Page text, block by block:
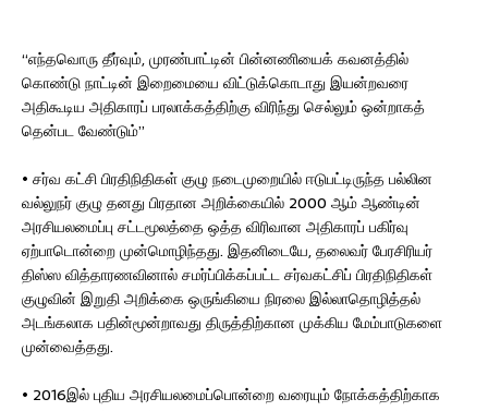
“எந்தவொரு தீர்வும், முரண்பாட்டின் பின்னணியைக் கவனத்தில்
கொண்டு நாட்டின் இறைமையை விட்டுக்கொடாது இயன்றவரை
அதிகூடிய அதிகாரப் பரலாக்கத்திற்கு விரிந்து செல்லும் ஒன்றாகத்
தென்பட வேண்டும்”
• சர்வ கட்சி பிரதிநிதிகள் குழு நடைமுறையில் ஈடுபட்டிருந்த பல்லின
வல்லுநர் குழு தனது பிரதான அறிக்கையில் 2000 ஆம் ஆண்டின்
அரசியலமைப்பு சட்டமூலத்தை ஒத்த விரிவான அதிகாரப் பகிர்வு
ஏற்பாடொன்றை முன்மொழிந்தது. இதனிடையே, தலைவர் பேரசிரியர்
திஸ்ஸ வித்தாரணவினால் சமர்ப்பிக்கப்பட்ட சர்வகட்சிப் பிரதிநிதிகள்
குழுவின் இறுதி அறிக்கை ஒருங்கியை நிரலை இல்லாதொழித்தல்
அடங்கலாக பதின்மூன்றாவது திருத்திற்கான முக்கிய மேம்பாடுகளை
முன்வைத்தது.
• 2016இல் புதிய அரசியலமைப்பொன்றை வரையும் நோக்கத்திற்காக